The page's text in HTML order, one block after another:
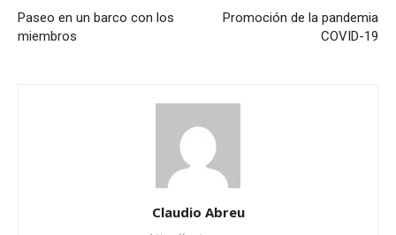
Paseo en un barco con los
miembros
Promoción de la pandemia
COVID-19
Claudio Abreu